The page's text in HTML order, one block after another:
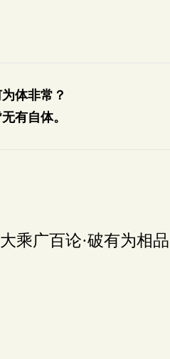
体非常？
有自体。
乘广百论·破有为相品